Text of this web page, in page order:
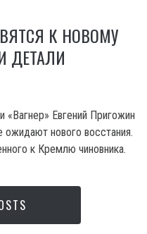
К НОВОМУ
ДЕТАЛИ
«Вагнер» Евгений Пригожин
нового восстания.
к Кремлю чиновника.